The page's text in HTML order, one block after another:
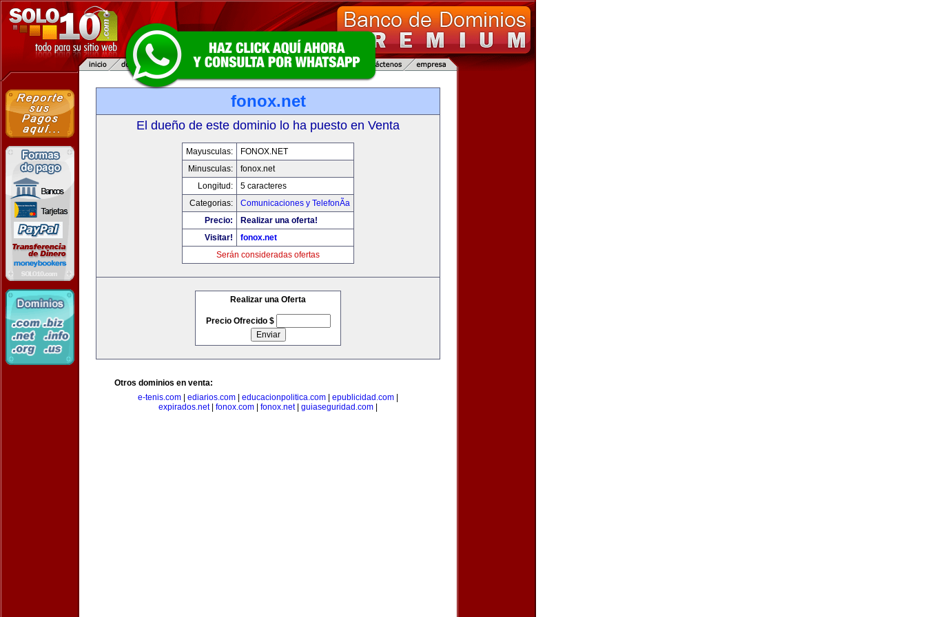
fonox.net
El dueño de este dominio lo ha puesto en Venta
Mayusculas:
FONOX.NET
Minusculas:
fonox.net
Longitud:
5 caracteres
Categorias:
Comunicaciones y TelefonÃ­a
Precio:
Realizar una oferta!
Visitar!
fonox.net
Serán consideradas ofertas
Realizar una Oferta
Precio Ofrecido $
Otros dominios en venta:
e-tenis.com
ediarios.com educacionpolitica.com epublicidad.com
expirados.net| fonox.com fonox.net| guiaseguridad.com